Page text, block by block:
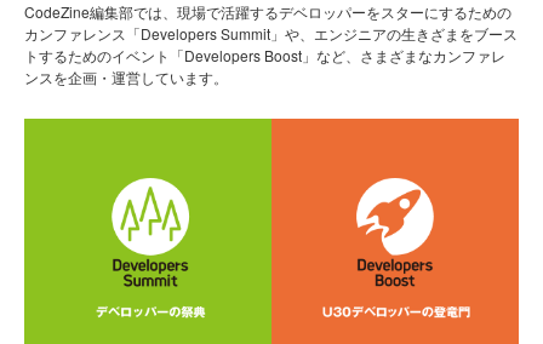
CodeZine編集部では、現場で活躍するデベロッパーをスターにするための
カンファレンス「Developers Summit」や、エンジニアの生きざまをブース
トするためのイベント「Developers Boost」など、さまざまなカンファレ
ンスを企画・運営しています。